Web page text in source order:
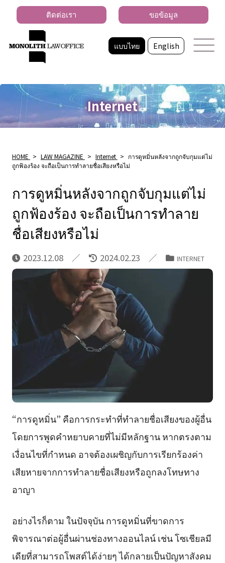
แบบไทย English
ติดต่อเรา ขอข้อมูล
Internet
HOME > LAW MAGAZINE > Internet > การดูหมิ่นหลังจากถูกจับกุมแต่ไม่
ถูกฟ้องร้อง จะถือเป็นการทำลายชื่อเสียงหรือไม่
การดูหมิ่นหลังจากถูกจับกุมแต่ไม่
ถูกฟ้องร้อง จะถือเป็นการทำลาย
ชื่อเสียงหรือไม่
2023.12.08 2024.02.23 INTERNET
“การดูหมิ่น” คือการกระทำที่ทำลายชื่อเสียงของผู้อื่น
โดยการพูดคำหยาบคายที่ไม่มีหลักฐาน หากตรงตาม
เงื่อนไขที่กำหนด อาจต้องเผชิญกับการเรียกร้องค่า
เสียหายจากการทำลายชื่อเสียงหรือถูกลงโทษทาง
อาญา
อย่างไรก็ตาม ในปัจจุบัน การดูหมิ่นที่ขาดการ
พิจารณาต่อผู้อื่นผ่านช่องทางออนไลน์ เช่น โซเชียลมี
เดียที่สามารถโพสต์ได้ง่ายๆ ได้กลายเป็นปัญหาสังคม